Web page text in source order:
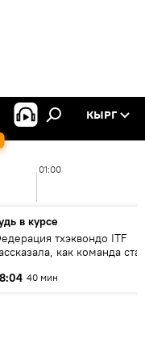
КЫРГ
01:00
в курсе
тхэквондо ITF
как команда
40 мин